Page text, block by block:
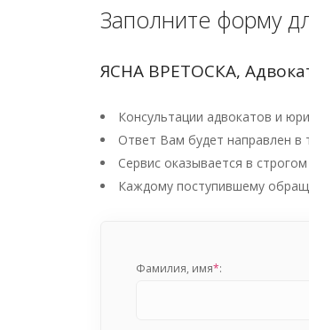
Заполните форму
ЯСНА ВРЕТОСКА,
Консультации адвокатов и
Ответ Вам будет направлен в
Сервис оказывается в строгом
Каждому поступившему
Фамилия, имя*: